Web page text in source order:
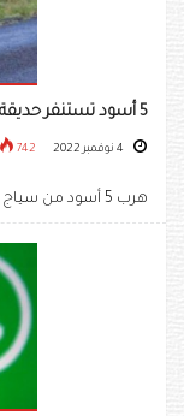
5 أسود تستنفر حديقة بسيدني
742
هرب 5 أسود من سياج حديقة للحيوان بسيدني، بينما كان .....